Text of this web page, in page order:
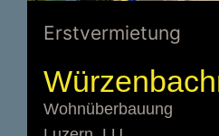
Erstvermietung
Wohnüberbauung